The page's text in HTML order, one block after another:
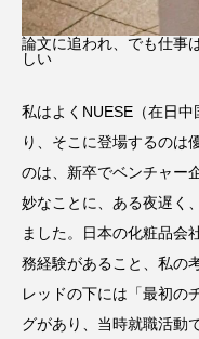
論文に追われ、でも仕事
しい
私はよくNUESE（在日
り、そこに登場するのは
のは、新卒でベンチャー
妙なことに、ある夜遅く
ました。日本の化粧品会
務経験があること、私の
レッドの下には「最初の
グがあり、当時就職活動